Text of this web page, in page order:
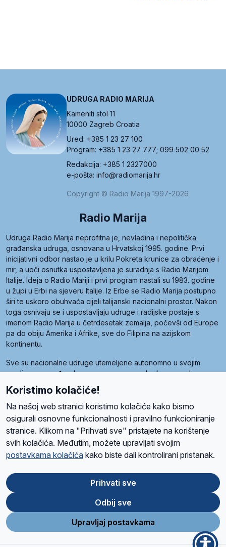
UDRUGA RADIO MARIJA
Kameniti stol 11
10000 Zagreb Croatia
Ured: +385 1 23 27 100
Program: +385 1 23 27 777; 099 502 00 52
Redakcija: +385 1 2327000
e-pošta: info@radiomarija.hr
Copyright © Radio Marija 1997-2026
Radio Marija
Udruga Radio Marija neprofitna je, nevladina i nepolitička
građanska udruga, osnovana u Hrvatskoj 1995. godine. Prvi
inicijativni odbor nastao je u krilu Pokreta krunice za obraćenje i
mir, a uoči osnutka uspostavljena je suradnja s Radio Marijom
Italije. Ideja o Radio Mariji i prvi program nastali su 1983. godine
u župi u Erbi na sjeveru Italije. Iz Erbe se Radio Marija postupno
širi te uskoro obuhvaća cijeli talijanski nacionalni prostor. Nakon
toga osnivaju se i uspostavljaju udruge i radijske postaje s
imenom Radio Marija u četrdesetak zemalja, počevši od Europe
pa do obiju Amerika i Afrike, sve do Filipina na azijskom
kontinentu.
Sve su nacionalne udruge utemeljene autonomno u svojim
zemljama, a međusobna su povezane preko krovne udruge
pod nazivom Svjetska obitelj Radio Marije (World Family of
Radio Maria). Svjetsku obitelj utemeljilo je sedam članica, među
kojima je i hrvatska Udruga Radio Marija.
O namaRadio ProgramVolonteriPrijateljiKontaktPravila privatnosti
Ova stranica je zaštićena Google reCAPTCHA sustavom
Store
Google
Play
Koristimo kolačiće!
Na našoj web stranici koristimo kolačiće kako bismo
osigurali osnovne funkcionalnosti i pravilno funkcioniranje
stranice. Klikom na "Prihvati sve" pristajete na korištenje
svih kolačića. Međutim, možete upravljati svojim
postavkama kolačića kako biste dali kontrolirani pristanak.
Prihvati sve
Odbij sve
Upravljaj postavkama